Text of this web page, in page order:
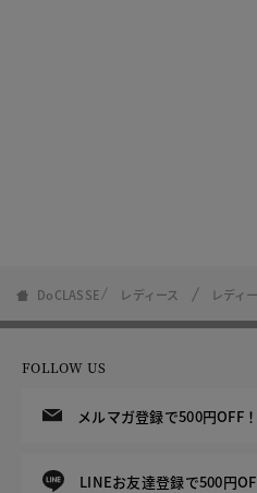
DoCLASSE レディース レディ
FOLLOW US
メルマガ登録で500円OFF！
LINEお友達登録で500円